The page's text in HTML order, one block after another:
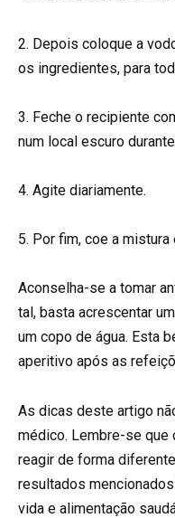
2. Depois coloque a
os ingredientes, para
3. Feche o recipiente
num local escuro
4. Agite diariamente.
5. Por fim, coe a
Aconselha-se a tomar
tal, basta acrescentar
um copo de água. Esta
aperitivo após as
As dicas deste artigo
médico. Lembre-se que
reagir de forma
resultados
vida e alimentação